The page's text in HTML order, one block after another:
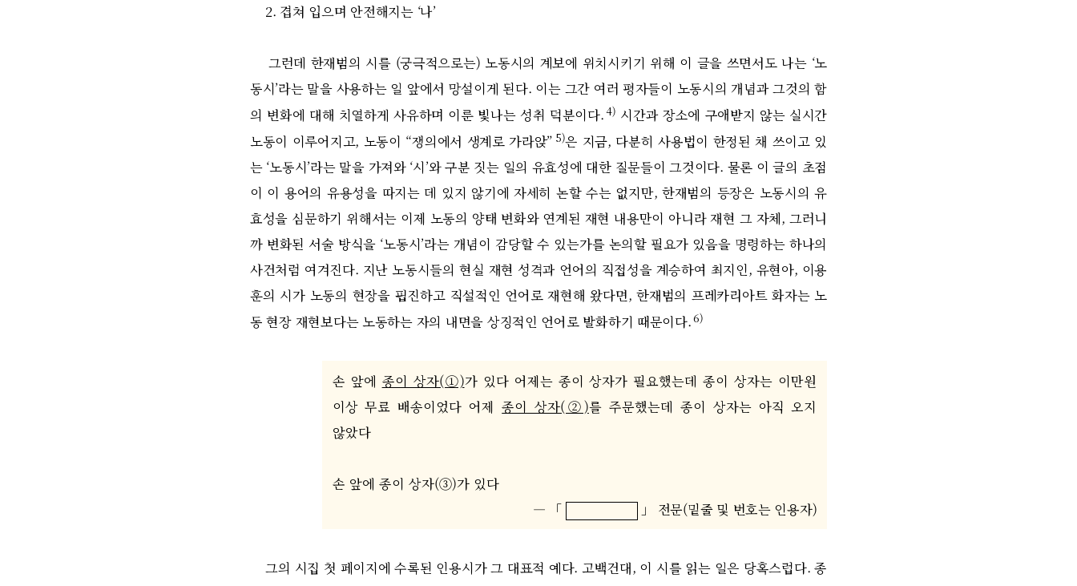
2. 겹쳐 입으며 안전해지는 ‘나’
그런데 한재범의 시를 (궁극적으로는) 노동시의 계보에 위치시키기 위해 이 글을 쓰면서도 나는 ‘노
동시’라는 말을 사용하는 일 앞에서 망설이게 된다. 이는 그간 여러 평자들이 노동시의 개념과 그것의 함
의 변화에 대해 치열하게 사유하며 이룬 빛나는 성취 덕분이다.4) 시간과 장소에 구애받지 않는 실시간
노동이 이루어지고, 노동이 “쟁의에서 생계로 가라앉” 5)은 지금, 다분히 사용법이 한정된 채 쓰이고 있
는 ‘노동시’라는 말을 가져와 ‘시’와 구분 짓는 일의 유효성에 대한 질문들이 그것이다. 물론 이 글의 초점
이 이 용어의 유용성을 따지는 데 있지 않기에 자세히 논할 수는 없지만, 한재범의 등장은 노동시의 유
효성을 심문하기 위해서는 이제 노동의 양태 변화와 연계된 재현 내용만이 아니라 재현 그 자체, 그러니
까 변화된 서술 방식을 ‘노동시’라는 개념이 감당할 수 있는가를 논의할 필요가 있음을 명령하는 하나의
사건처럼 여겨진다. 지난 노동시들의 현실 재현 성격과 언어의 직접성을 계승하여 최지인, 유현아, 이용
훈의 시가 노동의 현장을 핍진하고 직설적인 언어로 재현해 왔다면, 한재범의 프레카리아트 화자는 노
동 현장 재현보다는 노동하는 자의 내면을 상징적인 언어로 발화하기 때문이다.6)
손 앞에 종이 상자(①)가 있다 어제는 종이 상자가 필요했는데 종이 상자는 이만원
이상 무료 배송이었다 어제종이 상자(②)를 주문했는데 종이 상자는 아직 오지
않았다
손 앞에 종이 상자(③)가 있다
― 「
」 전문(밑줄 및 번호는 인용자)
그의 시집 첫 페이지에 수록된 인용시가 그 대표적 예다. 고백건대, 이 시를 읽는 일은 당혹스럽다. 종